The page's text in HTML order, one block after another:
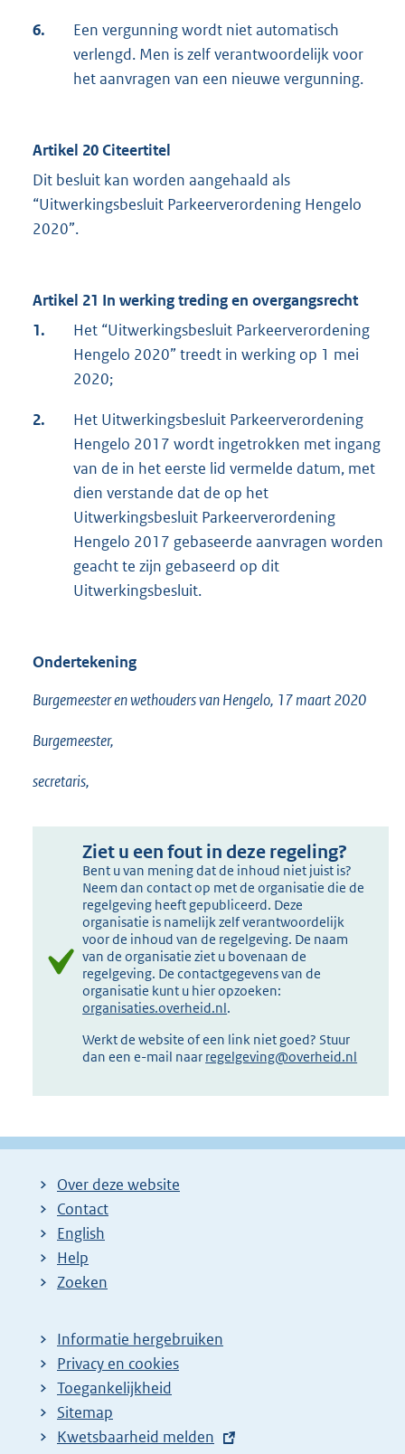
6.
Een vergunning wordt niet automatisch
verlengd. Men is zelf verantwoordelijk voor
het aanvragen van een nieuwe vergunning.
Artikel 20 Citeertitel
Dit besluit kan worden aangehaald als
“Uitwerkingsbesluit Parkeerverordening Hengelo
2020”.
Artikel 21 In werking treding en overgangsrecht
1.
Het “Uitwerkingsbesluit Parkeerverordening
Hengelo 2020” treedt in werking op 1 mei
2020;
2.
Het Uitwerkingsbesluit Parkeerverordening
Hengelo 2017 wordt ingetrokken met ingang
van de in het eerste lid vermelde datum, met
dien verstande dat de op het
Uitwerkingsbesluit Parkeerverordening
Hengelo 2017 gebaseerde aanvragen worden
geacht te zijn gebaseerd op dit
Uitwerkingsbesluit.
Ondertekening
Burgemeester en wethouders van Hengelo, 17 maart 2020
Burgemeester,
secretaris,
Ziet u een fout in deze regeling?
Bent u van mening dat de inhoud niet juist is?
Neem dan contact op met de organisatie die de
regelgeving heeft gepubliceerd. Deze
organisatie is namelijk zelf verantwoordelijk
voor de inhoud van de regelgeving. De naam
van de organisatie ziet u bovenaan de
regelgeving. De contactgegevens van de
organisatie kunt u hier opzoeken:
organisaties.overheid.nl.
Werkt de website of een link niet goed? Stuur
dan een e-mail naar regelgeving@overheid.nl
Over deze website
Contact
English
Help
Zoeken
Informatie hergebruiken
Privacy en cookies
Toegankelijkheid
Sitemap
E
Kwetsbaarheid melden